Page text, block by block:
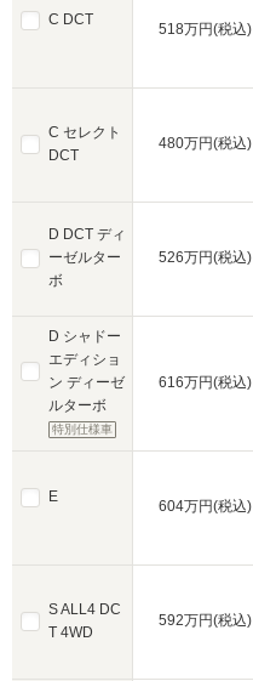
C DCT
C セレクト
DCT
D DCT ディ
ーゼルター
ボ
D シャドー
エディショ
ン ディーゼ
ルターボ
特別仕様車
E
S ALL4 DC
T 4WD
518万円(税込)
480万円(税込)
526万円(税込)
616万円(税込)
604万円(税込)
592万円(税込)